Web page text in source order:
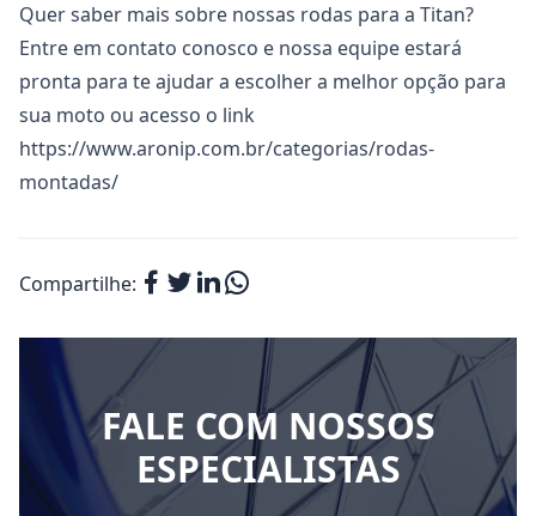
Quer saber mais sobre nossas rodas para a Titan?
Entre em contato conosco e nossa equipe estará
pronta para te ajudar a escolher a melhor opção para
sua moto ou acesso o link
https://www.aronip.com.br/categorias/rodas-
montadas/
Compartilhe:
FALE COM NOSSOS
ESPECIALISTAS